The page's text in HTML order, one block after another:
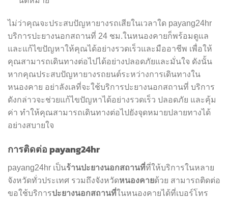
ไม่ว่าคุณจะประสบปัญหายางรถเสียในเวลาใด payang24hr
บริการปะยางนอกสถานที่ 24 ชม.ในหนองคายก็พร้อมดูแล
และแก้ไขปัญหาให้คุณได้อย่างรวดเร็วและมืออาชีพ เพื่อให้
คุณสามารถเดินทางต่อไปได้อย่างปลอดภัยและมั่นใจ ดังนั้น
หากคุณประสบปัญหายางรถยนต์ระหว่างการเดินทางใน
หนองคาย อย่าลังเลที่จะใช้บริการปะยางนอกสถานที่ บริการ
ดังกล่าวจะช่วยแก้ไขปัญหาได้อย่างรวดเร็ว ปลอดภัย และคุ้ม
ค่า ทำให้คุณสามารถเดินทางต่อไปยังจุดหมายปลายทางได้
อย่างสบายใจ
การติดต่อ payang24hr
payang24hr เป็นร้านปะยางนอกสถานที่ที่ให้บริการในหลาย
จังหวัดทั่วประเทศ รวมถึงจังหวัดหนองคายด้วย สามารถติดต่อ
ขอใช้บริการปะยางนอกสถานที่ในหนองคายได้ที่เบอร์โทร